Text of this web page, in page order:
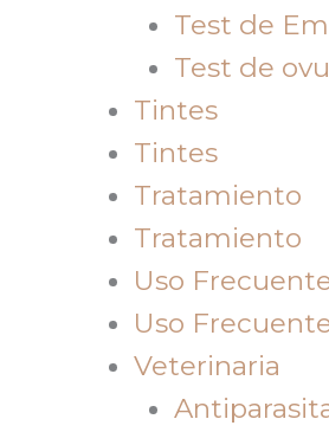
Test de
Test de
Tintes
Tintes
Tratamiento
Tratamiento
Uso
Uso
Veterinaria